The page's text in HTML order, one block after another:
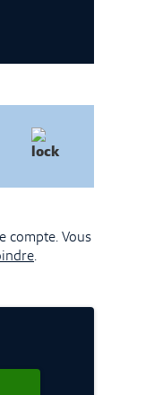
compte. Vous
.